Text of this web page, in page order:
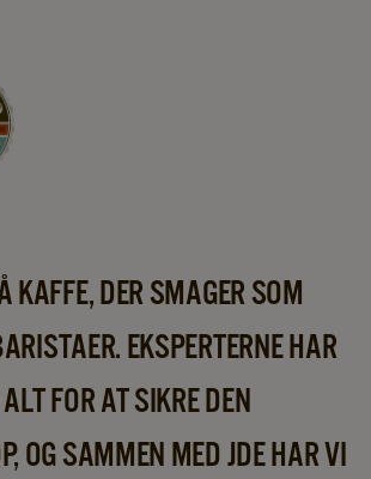
KAFFE, DER SMAGER SOM
EKSPERTERNE HAR
FOR AT SIKRE DEN
OG SAMMEN MED JDE HAR VI